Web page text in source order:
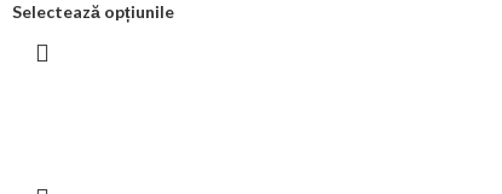
Selectează opțiunile